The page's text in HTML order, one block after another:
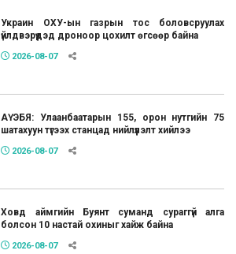
Украин ОХУ-ын газрын тос боловсруулах
үйлдвэрүүдэд дроноор цохилт өгсөөр байна
2026-08-07
АҮЭБЯ: Улаанбаатарын 155, орон нутгийн 75
шатахуун түгээх станцад нийлүүлэлт хийлээ
2026-08-07
Ховд аймгийн Буянт суманд сураггүй алга
болсон 10 настай охиныг хайж байна
2026-08-07